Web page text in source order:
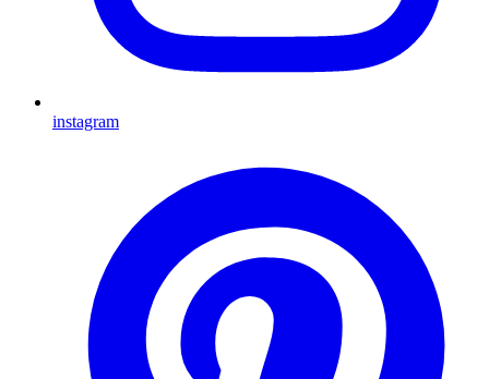
instagram